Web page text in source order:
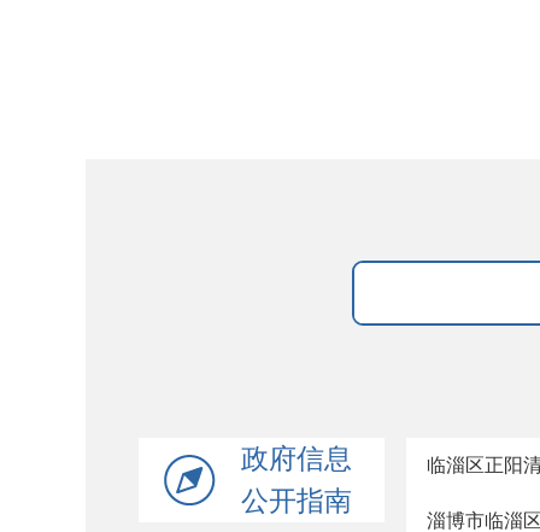
政府信息
公开指南
临淄区正阳
淄博市临淄